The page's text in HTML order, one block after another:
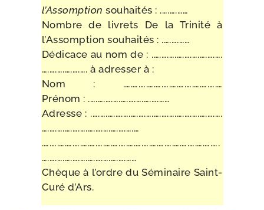
l’Assomption souhaités : .….….……
Nombre de livrets De la Trinité à
l’Assomption souhaités : .….….……
Dédicace au nom de : .….….….….….….….….….
….….….….….…. à adres­ser à :
Nom : .….….….….….….….….….….….….…
Prénom : .….….….….….….….….….……
Adresse : .….….….….….….….….….….….….….….….….….
….….….….….….….….….….….….…
.….….….….….….….….….….….….….….….….….….….….….….….
….….….….….….….….….….….……
Chèque à l’ordre du Séminaire Saint-​
Curé d’Ars.